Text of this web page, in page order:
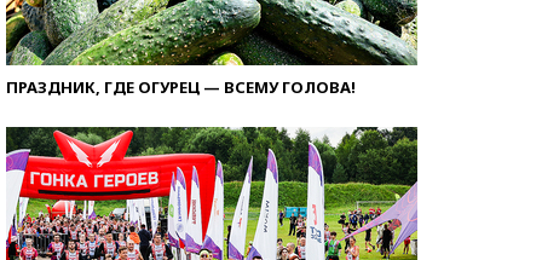
ПРАЗДНИК, ГДЕ ОГУРЕЦ — ВСЕМУ ГОЛОВА!